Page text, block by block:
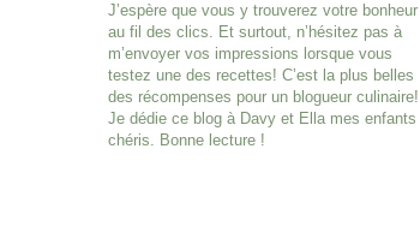
J’espère que vous y trouverez votre bonheur
au fil des clics. Et surtout, n’hésitez pas à
m’envoyer vos impressions lorsque vous
testez une des recettes! C’est la plus belles
des récompenses pour un blogueur culinaire!
Je dédie ce blog à Davy et Ella mes enfants
chéris. Bonne lecture !